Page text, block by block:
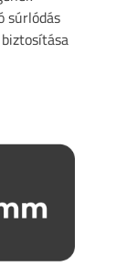
súrlódás